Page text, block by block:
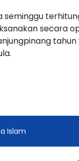
seminggu
secara
Islam